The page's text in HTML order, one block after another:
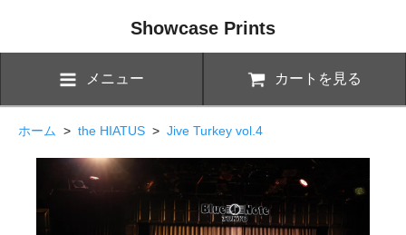
Showcase Prints
メニュー カートを見る
ホーム > the HIATUS > Jive Turkey vol.4